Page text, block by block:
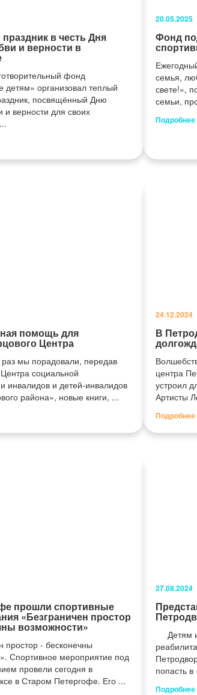
в честь Дня
и верности в
фонд
детям» организовал теплый
посвящённый Дню
верности для своих
20.05.2025
Фонд
семья,
свете!»,
семьи,
Подробнее
помощь для
Центра
мы порадовали, передав
социальной
инвалидов и детей-инвалидов
района», новые книги, ...
24.12.2024
В
центра
устроил
Артисты
Подробнее
прошли спортивные
«Безграничен простор
возможности»
простор - бесконечны
Спортивное мероприятие под
провели сегодня в
в Старом Петергофе. Его ...
27.08.2024
Детям
попасть
Подробнее